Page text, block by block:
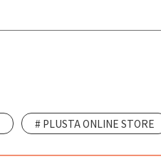
PLUSTA ONLINE STORE